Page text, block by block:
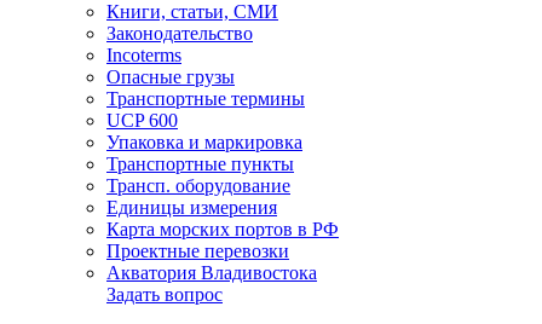
Книги, статьи, СМИ
Законодательство
Incoterms
Опасные грузы
Транспортные термины
UCP 600
Упаковка и маркировка
Транспортные пункты
Трансп. оборудование
Единицы измерения
Карта морских портов в РФ
Проектные перевозки
Акватория Владивостока
Задать вопрос